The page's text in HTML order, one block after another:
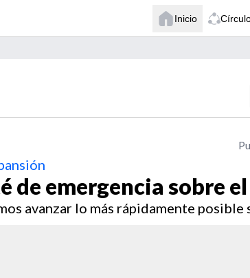
Inicio
de emergencia sobre
avanzar lo más rápidamente posible